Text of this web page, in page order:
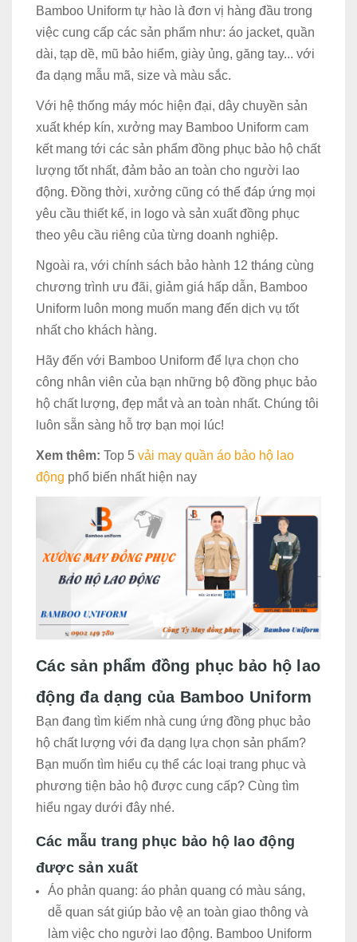
Bamboo Uniform tự hào là đơn vị hàng đầu trong
việc cung cấp các sản phẩm như: áo jacket, quần
dài, tạp dề, mũ bảo hiểm, giày ủng, găng tay... với
đa dạng mẫu mã, size và màu sắc.
Với hệ thống máy móc hiện đại, dây chuyền sản
xuất khép kín, xưởng may Bamboo Uniform cam
kết mang tới các sản phẩm đồng phục bảo hộ chất
lượng tốt nhất, đảm bảo an toàn cho người lao
động. Đồng thời, xưởng cũng có thể đáp ứng mọi
yêu cầu thiết kế, in logo và sản xuất đồng phục
theo yêu cầu riêng của từng doanh nghiệp.
Ngoài ra, với chính sách bảo hành 12 tháng cùng
chương trình ưu đãi, giảm giá hấp dẫn, Bamboo
Uniform luôn mong muốn mang đến dịch vụ tốt
nhất cho khách hàng.
Hãy đến với Bamboo Uniform để lựa chọn cho
công nhân viên của bạn những bộ đồng phục bảo
hộ chất lượng, đẹp mắt và an toàn nhất. Chúng tôi
luôn sẵn sàng hỗ trợ bạn mọi lúc!
Xem thêm: Top 5 vải may quần áo bảo hộ lao
động phổ biến nhất hiện nay
Các sản phẩm đồng phục bảo hộ lao
động đa dạng của Bamboo Uniform
Bạn đang tìm kiếm nhà cung ứng đồng phục bảo
hộ chất lượng với đa dạng lựa chọn sản phẩm?
Bạn muốn tìm hiểu cụ thể các loại trang phục và
phương tiện bảo hộ được cung cấp? Cùng tìm
hiểu ngay dưới đây nhé.
Các mẫu trang phục bảo hộ lao động
được sản xuất
Áo phản quang: áo phản quang có màu sáng,
dễ quan sát giúp bảo vệ an toàn giao thông và
làm việc cho người lao động. Bamboo Uniform